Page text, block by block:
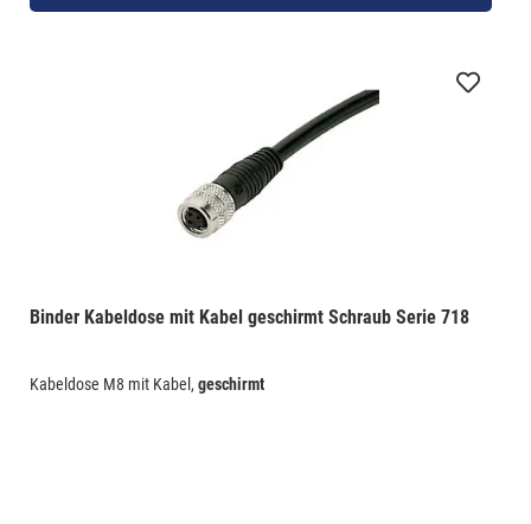
Binder Kabeldose mit Kabel geschirmt Schraub Serie 718
Kabeldose M8 mit Kabel, geschirmt